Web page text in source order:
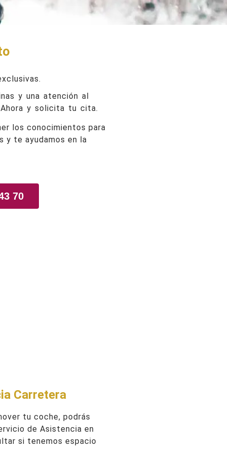
y una atención al
y solicita tu cita.
los conocimientos para
y te ayudamos en la
70
Carretera
tu coche, podrás
de Asistencia en
si tenemos espacio